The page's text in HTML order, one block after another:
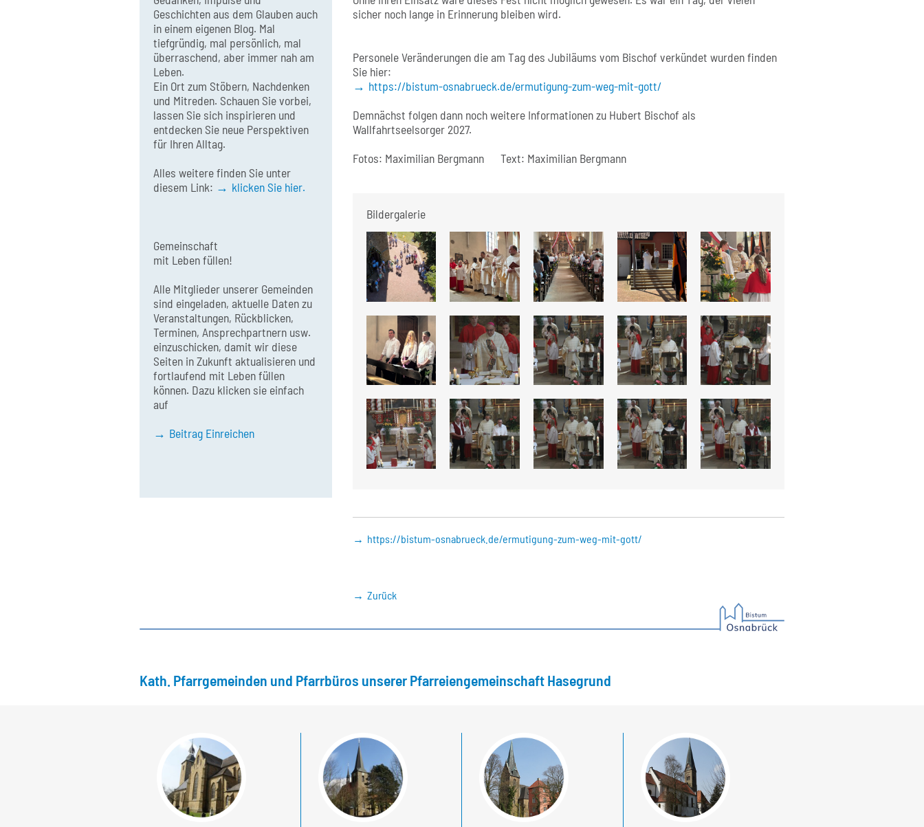
Geschichten aus dem Glauben auch
in einem eigenen Blog. Mal
tiefgründig, mal persönlich, mal
überraschend, aber immer nah am
Leben.
Ein Ort zum Stöbern, Nachdenken
und Mitreden. Schauen Sie vorbei,
lassen Sie sich inspirieren und
entdecken Sie neue Perspektiven
für Ihren Alltag.
Alles weitere finden Sie unter
diesem Link:
klicken Sie hier.
Gemeinschaft
mit Leben füllen!
Alle Mitglieder unserer Gemeinden
sind eingeladen, aktuelle Daten zu
Veranstaltungen, Rückblicken,
Terminen, Ansprechpartnern usw.
einzuschicken, damit wir diese
Seiten in Zukunft aktualisieren und
fortlaufend mit Leben füllen
können. Dazu klicken sie einfach
auf
Beitrag Einreichen
sicher noch lange in Erinnerung bleiben wird.
Personele Veränderungen die am Tag des Jubiläums vom Bischof verkündet wurden finden
Sie hier:
https://bistum-osnabrueck.de/ermutigung-zum-weg-mit-gott/
Demnächst folgen dann noch weitere Informationen zu Hubert Bischof als
Wallfahrtseelsorger 2027.
Fotos: Maximilian Bergmann Text: Maximilian Bergmann
Bildergalerie
https://bistum-osnabrueck.de/ermutigung-zum-weg-mit-gott/
Zurück
Kath. Pfarrgemeinden und Pfarrbüros unserer Pfarreiengemeinschaft Hasegrund